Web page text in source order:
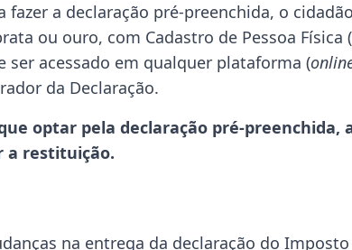
fazer a declaração pré-preenchida, o
ou ouro, com Cadastro de Pessoa Física
ser acessado em qualquer plataforma (
da Declaração.
optar pela declaração pré-preenchida,
a restituição.
na entrega da declaração do Imposto